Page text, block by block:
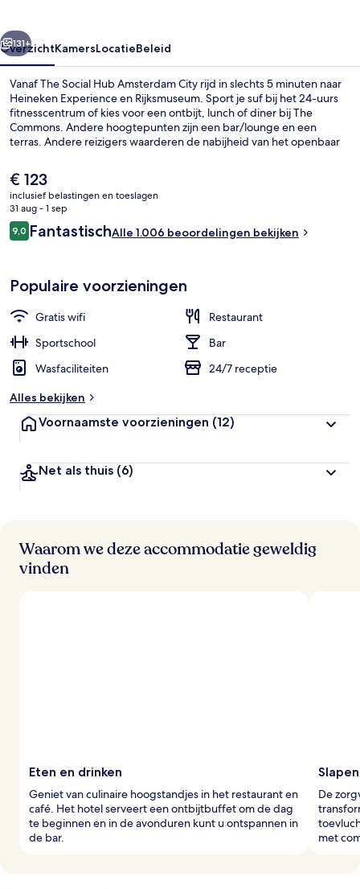
Volgende
131+
OverzichtKamersLocatieBeleid
Vanaf The Social Hub Amsterdam City rijd in slechts 5 minuten naar
Heineken Experience en Rijksmuseum. Sport je suf bij het 24-uurs
fitnesscentrum of kies voor een ontbijt, lunch of diner bij The
Commons. Andere hoogtepunten zijn een bar/lounge en een
terras. Andere reizigers waarderen de nabijheid van het openbaar
Wibautstraat op 5 minuten loopafstand.
De
huidige
prijs
is
€ 123
€ 123
inclusief belastingen en toeslagen
31 aug - 1 sep
Beoordelingen
9,09,0 op 10 –
FantastischAlle 1.006 beoordelingen bekijken
Populaire voorzieningen
Gratis wifi
Restaurant
Sportschool
Bar
Wasfaciliteiten
24/7 receptie
Alles bekijken
Voornaamste voorzieningen (12)
Net als thuis (6)
Waarom we deze accommodatie geweldig
vinden
Eten en drinken
Geniet van culinaire hoogstandjes in het restaurant en
café. Het hotel serveert een ontbijtbuffet om de dag
te beginnen en in de avonduren kunt u ontspannen in
de bar.
De
met